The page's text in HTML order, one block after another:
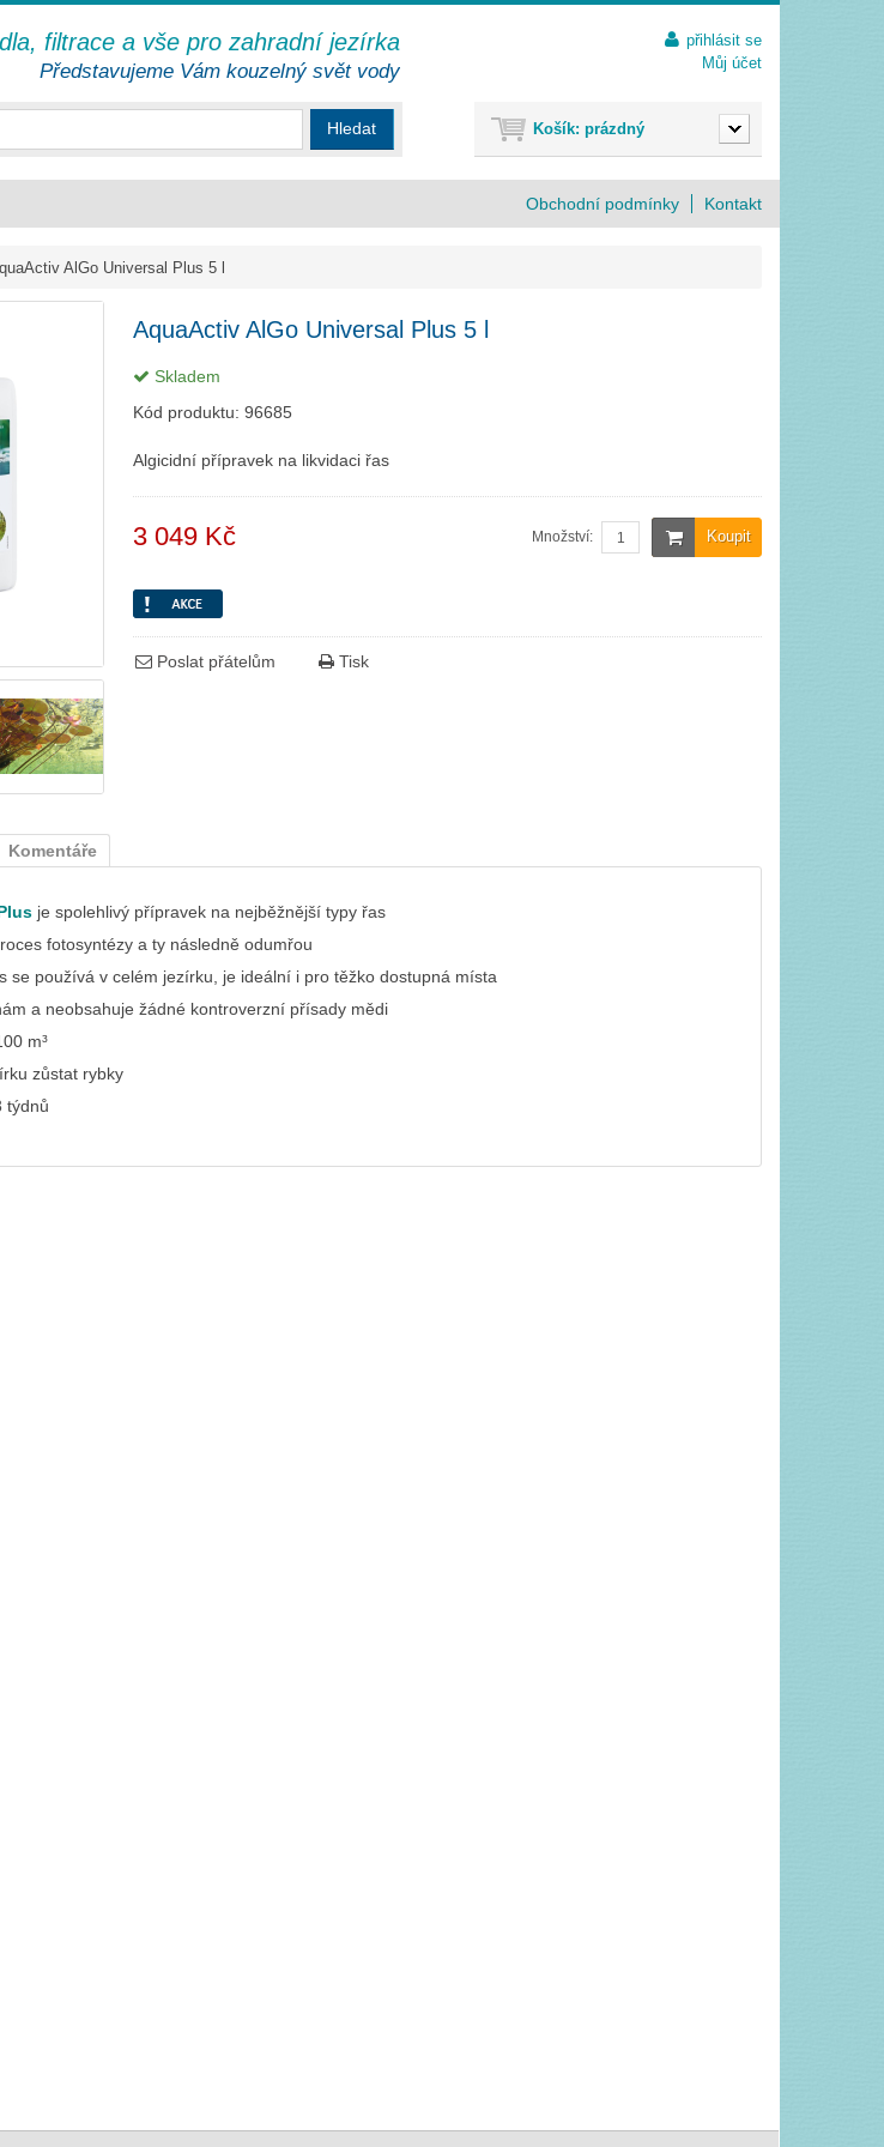
AlGo Universal Plus 5 l
AquaActiv AlGo Universal Plus 5 l
Skladem
Kód produktu: 96685
Algicidní přípravek na likvidaci řas
3 049 Kč Koupit
Množství:
Poslat přátelům Tisk
Komentáře
je spolehlivý přípravek na nejběžnější typy řas
fotosyntézy a ty následně odumřou
se používá v celém jezírku, je ideální i pro těžko dostupná místa
a neobsahuje žádné kontroverzní přísady mědi
m³
zůstat rybky
týdnů
Obchodní podmínky Kontakt
Hledat
přihlásit se
Můj účet
Košík: prázdný
filtrace a vše pro zahradní jezírka
Představujeme Vám kouzelný svět vody